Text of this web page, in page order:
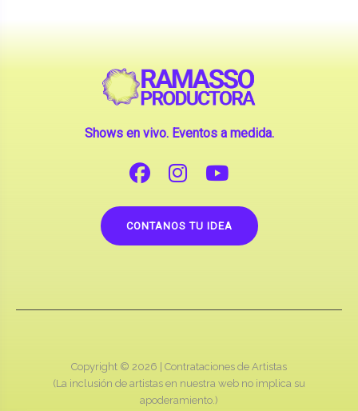
Shows en vivo. Eventos a medida.
CONTANOS TU IDEA
Copyright © 2026 | Contrataciones de Artistas
(La inclusión de artistas en nuestra web no implica su
apoderamiento.)